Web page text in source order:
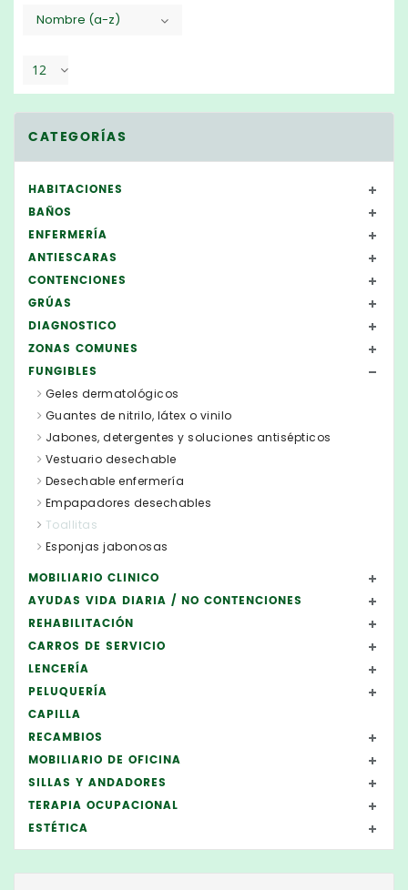
Nombre (a-z)
12
CATEGORÍAS
HABITACIONES
BAÑOS
ENFERMERÍA
ANTIESCARAS
CONTENCIONES
GRÚAS
DIAGNOSTICO
ZONAS COMUNES
FUNGIBLES
Geles dermatológicos
Guantes de nitrilo, látex o vinilo
Jabones, detergentes y soluciones antisépticos
Vestuario desechable
Desechable enfermería
Empapadores desechables
Toallitas
Esponjas jabonosas
MOBILIARIO CLINICO
AYUDAS VIDA DIARIA / NO CONTENCIONES
REHABILITACIÓN
CARROS DE SERVICIO
LENCERÍA
PELUQUERÍA
CAPILLA
RECAMBIOS
MOBILIARIO DE OFICINA
SILLAS Y ANDADORES
TERAPIA OCUPACIONAL
ESTÉTICA